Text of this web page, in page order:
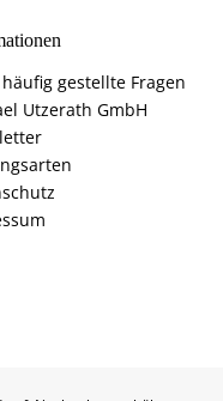
häufig gestellte Fragen
Utzerath GmbH